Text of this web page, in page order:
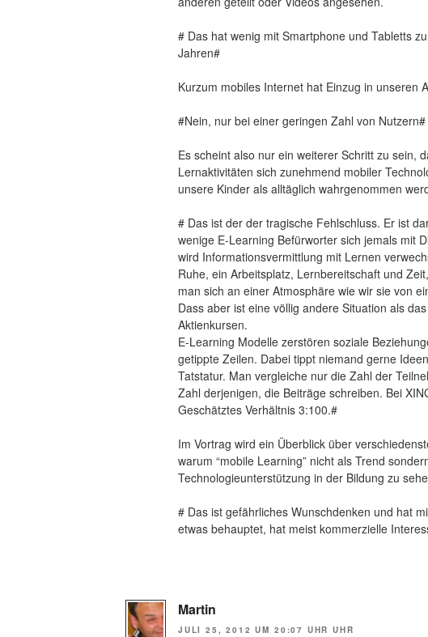
# Das hat wenig mit Smartphone und Tabletts
Jahren#
Kurzum mobiles Internet hat Einzug in unseren
#Nein, nur bei einer geringen Zahl von Nutzern#
Es scheint also nur ein weiterer Schritt zu sein,
Lernaktivitäten sich zunehmend mobiler
unsere Kinder als alltäglich wahrgenommen
# Das ist der der tragische Fehlschluss. Er ist
wenige E-Learning Befürworter sich jemals mit
wird Informationsvermittlung mit Lernen
Ruhe, ein Arbeitsplatz, Lernbereitschaft und
man sich an einer Atmosphäre wie wir sie von
Dass aber ist eine völlig andere Situation als
Aktienkursen.
E-Learning Modelle zerstören soziale
getippte Zeilen. Dabei tippt niemand gerne
Tatstatur. Man vergleiche nur die Zahl der
Zahl derjenigen, die Beiträge schreiben. Bei
Geschätztes Verhältnis 3:100.#
Im Vortrag wird ein Überblick über
warum “mobile Learning” nicht als Trend
Technologieunterstützung in der Bildung zu
# Das ist gefährliches Wunschdenken und hat
etwas behauptet, hat meist kommerzielle
Martin
JULI 25, 2012 UM 20:07 UHR UHR